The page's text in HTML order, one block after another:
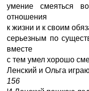
умение смеяться
отношения
к жизни и к своим
серьезным по
вместе
с тем умел хорошо
Ленский и Ольга
156